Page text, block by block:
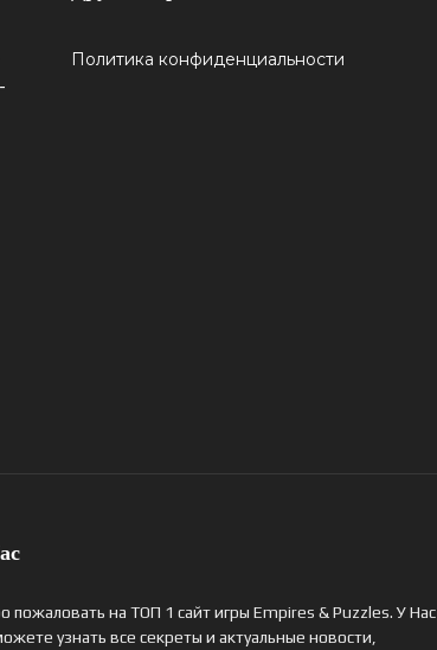
Политика конфиденциальности
пожаловать на ТОП 1 сайт игры Empires & Puzzles. У Нас
узнать все секреты и актуальные новости,